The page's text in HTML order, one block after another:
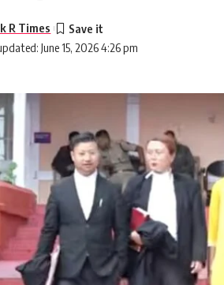
June 15, 2026 4:26 pm
R Times